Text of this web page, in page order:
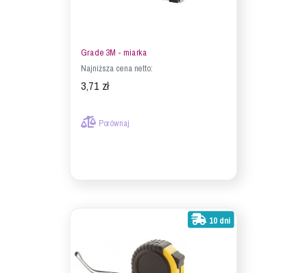
Grade 3M - miarka
Najniższa cena netto:
3,71 zł
Porównaj
10 dni